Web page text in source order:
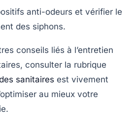
anti-odeurs et vérifier le
des siphons.
conseils liés à l’entretien
consulter la rubrique
sanitaires est vivement
au mieux votre